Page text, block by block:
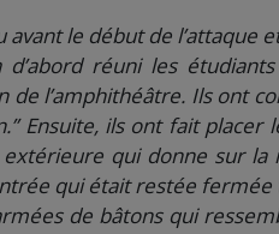
avant le début de l’attaque
réuni les
de l’amphithéâtre. Ils ont
Ensuite, ils ont fait
qui donne sur la
qui était restée
de bâtons qui